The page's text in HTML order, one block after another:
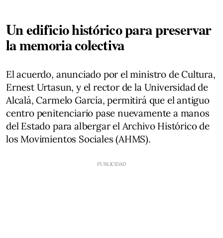
Un edificio histórico para preservar
la memoria colectiva
El acuerdo, anunciado por el ministro de Cultura,
Ernest Urtasun, y el rector de la Universidad de
Alcalá, Carmelo García, permitirá que el antiguo
centro penitenciario pase nuevamente a manos
del Estado para albergar el Archivo Histórico de
los Movimientos Sociales (AHMS).